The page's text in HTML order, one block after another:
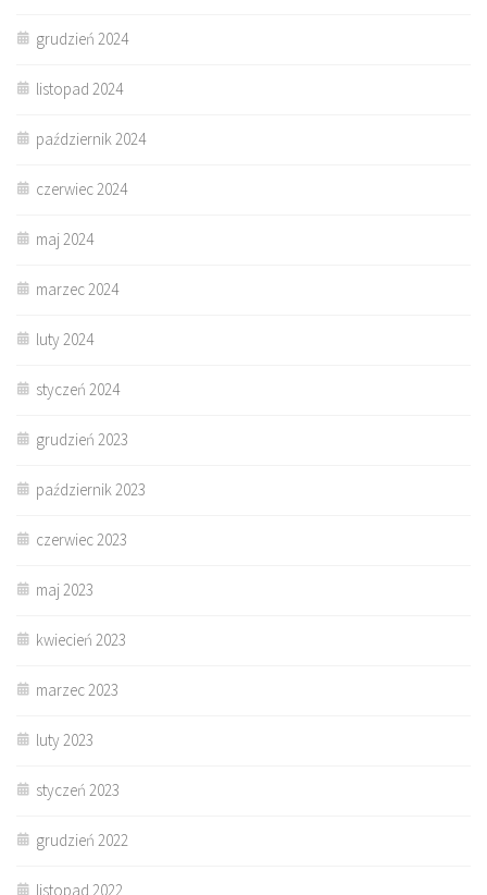
grudzień 2024
listopad 2024
październik 2024
czerwiec 2024
maj 2024
marzec 2024
luty 2024
styczeń 2024
grudzień 2023
październik 2023
czerwiec 2023
maj 2023
kwiecień 2023
marzec 2023
luty 2023
styczeń 2023
grudzień 2022
listopad 2022